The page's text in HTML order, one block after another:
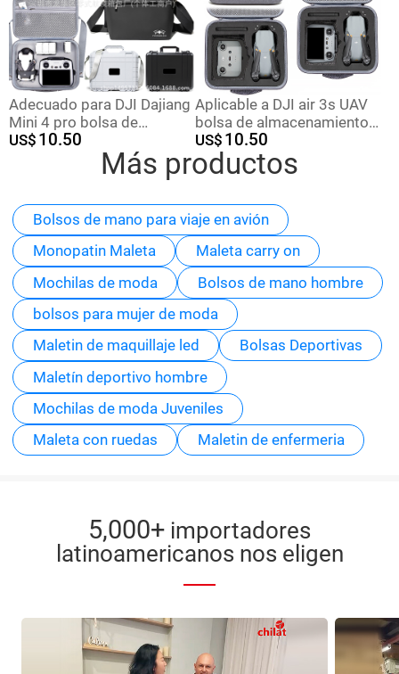
Adecuado para DJI Dajiang
Mini 4 pro bolsa de
almacenamiento Mini 4 pro
portátil caso mini4 pro
US$ 10.50
Aplicable a DJI air 3s UAV
bolsa de almacenamiento
DJI air 3s bolsa de
almacenamiento portátil a
prueba de caídas
US$ 10.50
Más productos
Bolsos de mano para viaje en avión
Monopatin Maleta
Maleta carry on
Mochilas de moda
Bolsos de mano hombre
bolsos para mujer de moda
Maletin de maquillaje led
Bolsas Deportivas
Maletín deportivo hombre
Mochilas de moda Juveniles
Maleta con ruedas
Maletin de enfermeria
5,000+ importadores
latinoamericanos nos eligen